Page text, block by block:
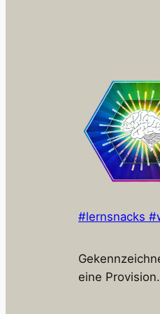
#lernsnacks
eine